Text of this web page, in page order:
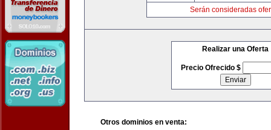
Serán consideradas
Realizar una Oferta
Precio Ofrecido $
Otros dominios en venta: